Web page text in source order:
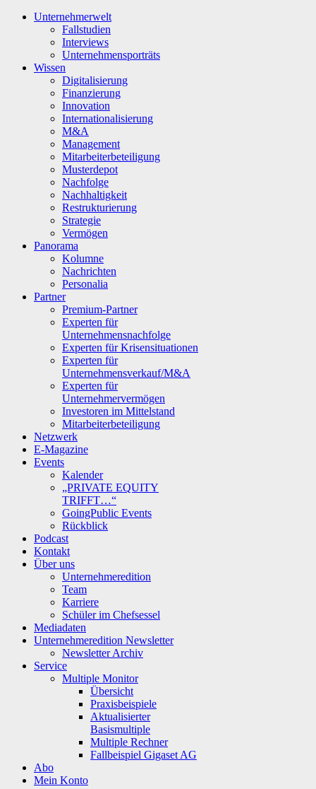
Unternehmerwelt
Fallstudien
Interviews
Unternehmensporträts
Wissen
Digitalisierung
Finanzierung
Innovation
Internationalisierung
M&A
Management
Mitarbeiterbeteiligung
Musterdepot
Nachfolge
Nachhaltigkeit
Restrukturierung
Strategie
Vermögen
Panorama
Kolumne
Nachrichten
Personalia
Partner
Premium-Partner
Experten für
Unternehmensnachfolge
Experten für Krisensituationen
Experten für
Unternehmensverkauf/M&A
Experten für
Unternehmervermögen
Investoren im Mittelstand
Mitarbeiterbeteiligung
Netzwerk
E-Magazine
Events
Kalender
„PRIVATE EQUITY
TRIFFT…“
GoingPublic Events
Rückblick
Podcast
Kontakt
Über uns
Unternehmeredition
Team
Karriere
Schüler im Chefsessel
Mediadaten
Unternehmeredition Newsletter
Newsletter Archiv
Service
Multiple Monitor
Übersicht
Praxisbeispiele
Aktualisierter
Basismultiple
Multiple Rechner
Fallbeispiel Gigaset AG
Abo
Mein Konto